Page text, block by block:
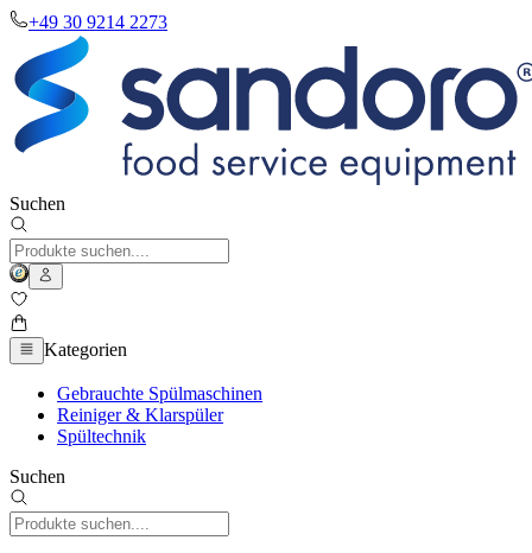
+49 30 9214 2273
Suchen
Kategorien
Gebrauchte Spülmaschinen
Reiniger & Klarspüler
Spültechnik
Suchen